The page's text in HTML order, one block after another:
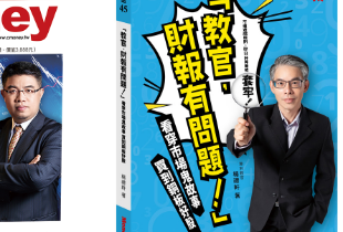
直擊全球首富的大腦說明書！
───── ◤完整收錄「69條馬
斯克核心方法」、「馬斯克私
藏推薦書單」◢ 當資源有限、
時間緊迫、局勢失控，你要怎
麼判斷什麼值得做？ 怎麼拆解
看似不可能的問題？怎麼在壓
力下做出決策？ 又怎麼帶領團
隊，把想法真正推進成結果？
▌閱讀本書，就像與馬斯克在深